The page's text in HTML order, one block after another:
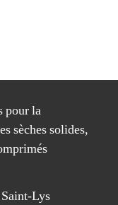
pour la
sèches solides,
Lys